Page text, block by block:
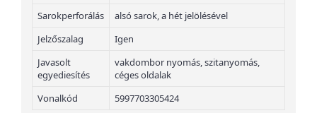
Sarokperforálás
alsó sarok, a hét jelölésével
Jelzőszalag
Igen
Javasolt
egyediesítés
vakdombor nyomás, szitanyomás,
céges oldalak
Vonalkód
5997703305424